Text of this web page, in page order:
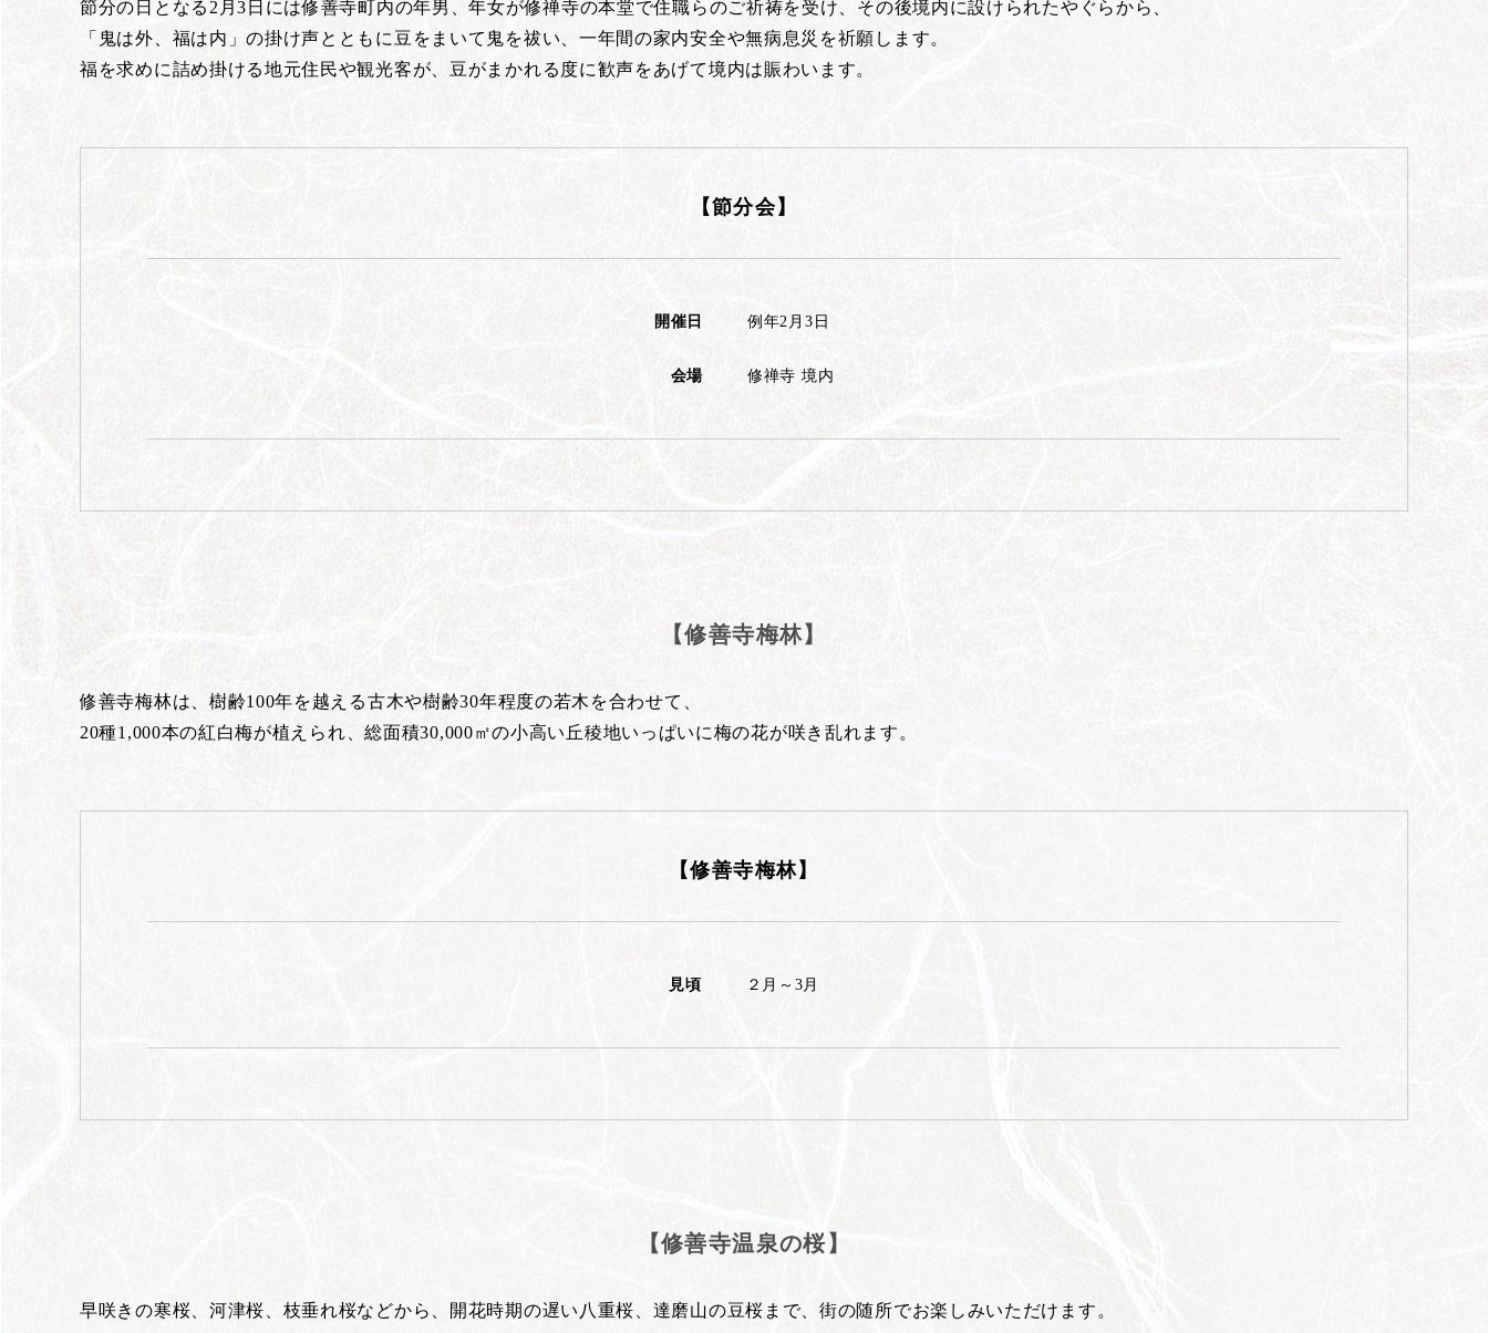
節分の日となる2月3日には修善寺町内の年男、年女が修禅寺の本堂で住職らのご祈祷を受け、その後境内に設けられたやぐらから、
「鬼は外、福は内」の掛け声とともに豆をまいて鬼を祓い、一年間の家内安全や無病息災を祈願します。
福を求めに詰め掛ける地元住民や観光客が、豆がまかれる度に歓声をあげて境内は賑わいます。
【節分会】
開催日 例年2月3日
会場 修禅寺 境内
【修善寺梅林】
修善寺梅林は、樹齢100年を越える古木や樹齢30年程度の若木を合わせて、
20種1,000本の紅白梅が植えられ、総面積30,000㎡の小高い丘稜地いっぱいに梅の花が咲き乱れます。
【修善寺梅林】
見頃 ２月～3月
【修善寺温泉の桜】
早咲きの寒桜、河津桜、枝垂れ桜などから、開花時期の遅い八重桜、達磨山の豆桜まで、街の随所でお楽しみいただけます。